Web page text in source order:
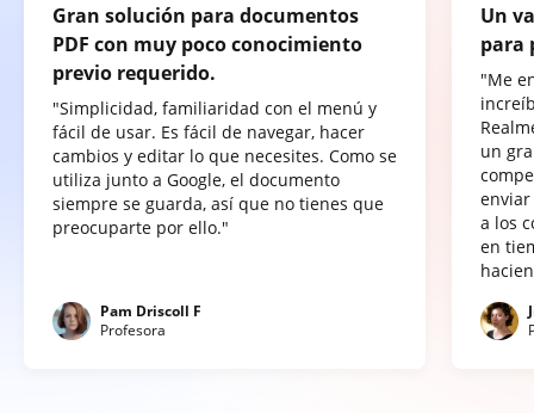
Gran solución para documentos
PDF con muy poco conocimiento
previo requerido.
"Simplicidad, familiaridad con el menú y
fácil de usar. Es fácil de navegar, hacer
cambios y editar lo que necesites. Como se
utiliza junto a Google, el documento
siempre se guarda, así que no tienes que
preocuparte por ello."
Pam Driscoll F
Profesora
Un
para
"Me
un
a los
en